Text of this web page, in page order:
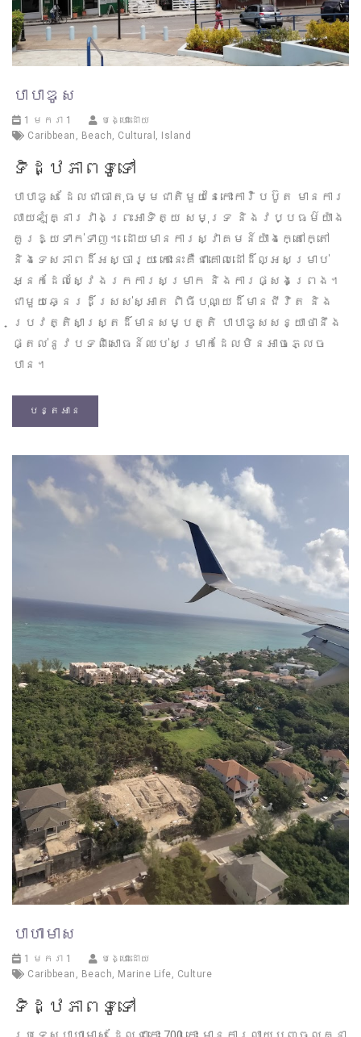
បាបាឌូស
1 មករា 1
បង្ហោះដោយ
Caribbean , Beach, Cultural , Island
ទិដ្ឋភាពទូទៅ
បាបាឌូស ដែលជាធាតុធម្មជាតិមួយនៃកោះការ៉ិបប៊ូត មានការ
លាយឡំគ្នារវាងព្រះអាទិត្យ សមុទ្រ និងវប្បធម៌យ៉ាង
គួរឱ្យទាក់ទាញ។ ដោយមានការស្វាគមន៍យ៉ាងក្តៅក្តៅ
និងទេសភាពដ៏អស្ចារ្យ កោះនេះគឺជាគោលដៅដ៏ល្អសម្រាប់
អ្នកដែលស្វែងរកការសម្រាក និងការផ្សងព្រេង។
ជាមួយឆ្នេរដ៏ស្រស់ស្អាត ពិធីបុណ្យដ៏មានជីវិត និង
ប្រវត្តិសាស្ត្រដ៏មានសម្បត្តិ បាបាឌូសសន្យាថានឹង
ផ្តល់នូវបទពិសោធន៍ឈប់សម្រាកដែលមិនអាចភ្លេច
បាន។
បន្តអាន
បាហាមាស
1 មករា 1
បង្ហោះដោយ
Caribbean , Beach, Marine Life, Culture
ទិដ្ឋភាពទូទៅ